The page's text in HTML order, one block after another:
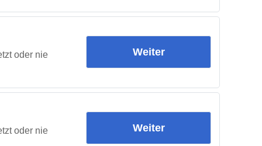
oder nie Weiter
oder nie Weiter